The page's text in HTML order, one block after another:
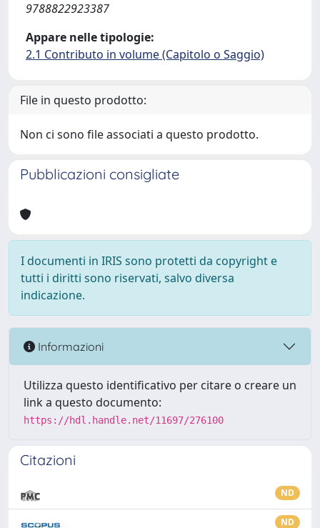
9788822923387
Appare nelle tipologie:
2.1 Contributo in volume (Capitolo o Saggio)
File in questo prodotto:
Non ci sono file associati a questo prodotto.
Pubblicazioni consigliate
I documenti in IRIS sono protetti da copyright e
tutti i diritti sono riservati, salvo diversa
indicazione.
Informazioni
Utilizza questo identificativo per citare o creare un
link a questo documento:
https://hdl.handle.net/11697/276100
Citazioni
ND
ND